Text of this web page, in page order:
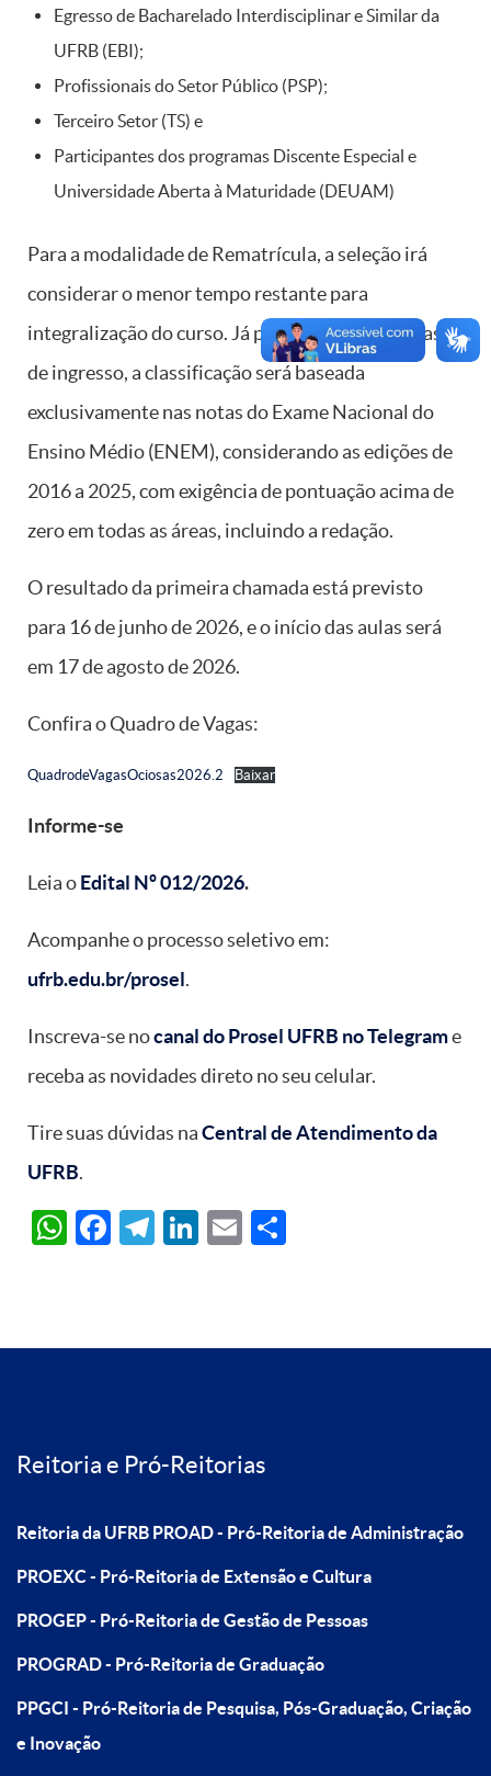
Egresso de Bacharelado Interdisciplinar e Similar da
UFRB (EBI);
Profissionais do Setor Público (PSP);
Terceiro Setor (TS) e
Participantes dos programas Discente Especial e
Universidade Aberta à Maturidade (DEUAM)
Para a modalidade de Rematrícula, a seleção irá
considerar o menor tempo restante para
integralização do curso. Já para as demais formas
de ingresso, a classificação será baseada
exclusivamente nas notas do Exame Nacional do
Ensino Médio (ENEM), considerando as edições de
2016 a 2025, com exigência de pontuação acima de
zero em todas as áreas, incluindo a redação.
O resultado da primeira chamada está previsto
para 16 de junho de 2026, e o início das aulas será
em 17 de agosto de 2026.
Confira o Quadro de Vagas:
QuadrodeVagasOciosas2026.2 Baixar
Informe-se
Leia oEdital Nº 012/2026.
Acompanhe o processo seletivo em:
ufrb.edu.br/prosel.
Inscreva-se nocanal do Prosel UFRB no Telegrame
receba as novidades direto no seu celular.
Tire suas dúvidas naCentral de Atendimento da
UFRB.
WhatsApp
Facebook
Telegram
LinkedIn
Email
Reitoria e Pró-Reitorias
Reitoria da UFRB PROAD - Pró-Reitoria de Administração
PROEXC - Pró-Reitoria de Extensão e Cultura
PROGEP - Pró-Reitoria de Gestão de Pessoas
PROGRAD - Pró-Reitoria de Graduação
PPGCI - Pró-Reitoria de Pesquisa, Pós-Graduação, Criação
e Inovação